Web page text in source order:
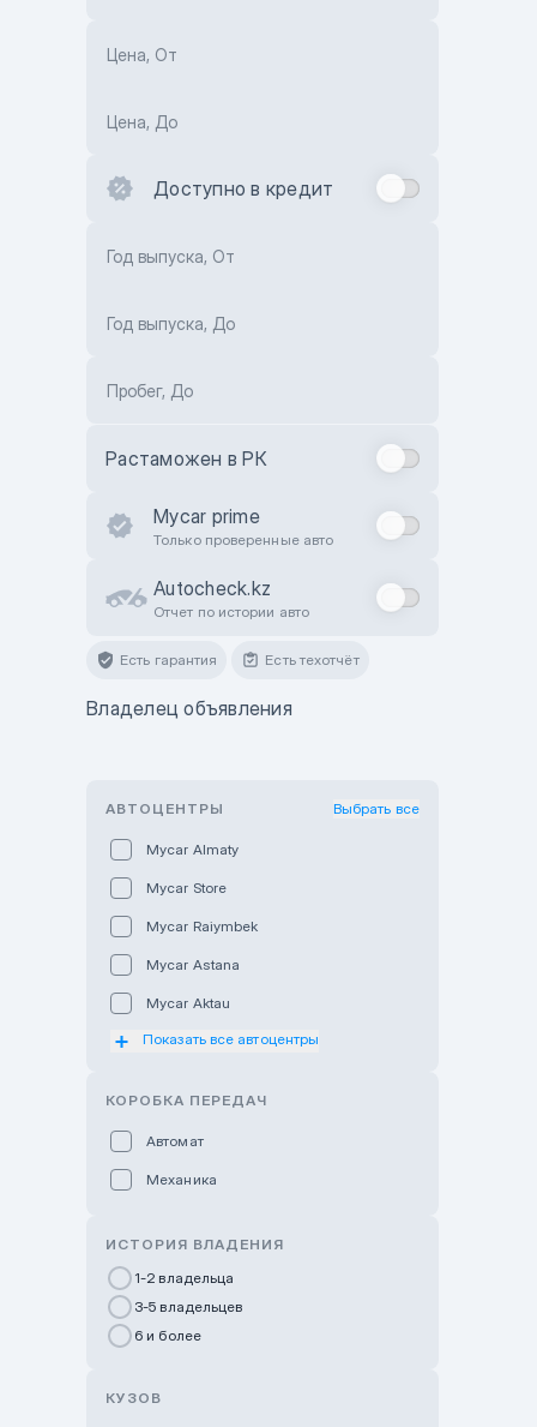
Цена, От
Цена, До
Доступно в кредит
Год выпуска, От
Год выпуска, До
Пробег, До
Растаможен в РК
Mycar prime
Только проверенные авто
Autocheck.kz
Отчет по истории авто
Есть гарантия Есть техотчёт
Владелец объявления
АВТОЦЕНТРЫ Выбрать все
Mycar Almaty
Mycar Store
Mycar Raiymbek
Mycar Astana
Mycar Aktau
Mycar Uralsk
GWM Nurly Zhol
Chery Astana
Показать все автоцентры
КОРОБКА ПЕРЕДАЧ
Автомат
Механика
ИСТОРИЯ ВЛАДЕНИЯ
1-2 владельца
3-5 владельцев
6 и более
КУЗОВ